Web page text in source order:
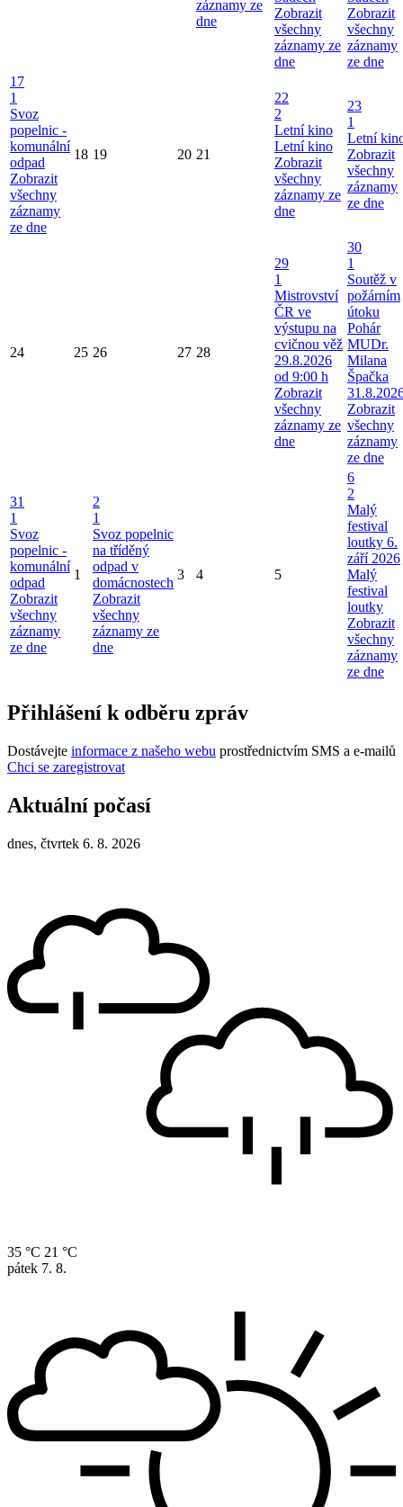
záznamy ze
dne
Zobrazit
všechny
záznamy ze
dne
Zobrazit
všechny
záznamy
ze dne
17
1
Svoz
popelnic -
komunální
odpad
Zobrazit
všechny
záznamy
ze dne
18 19 20 21
22
2
Letní kino
Letní kino
Zobrazit
všechny
záznamy ze
dne
23
1
Letní
Zobrazit
všechny
záznamy
ze dne
24 25 26 27 28
29
1
Mistrovství
ČR ve
výstupu na
cvičnou věž
29.8.2026
od 9:00 h
Zobrazit
všechny
záznamy ze
dne
30
1
Soutěž v
požárním
útoku
Pohár
MUDr.
Milana
Špačka
Zobrazit
všechny
záznamy
ze dne
31
1
Svoz
popelnic -
komunální
odpad
Zobrazit
všechny
záznamy
ze dne
1
2
1
Svoz popelnic
na tříděný
odpad v
domácnostech
Zobrazit
všechny
záznamy ze
dne
3 4 5
6
2
Malý
festival
loutky 6.
září 2026
Malý
festival
loutky
Zobrazit
všechny
záznamy
ze dne
Přihlášení k odběru zpráv
Dostávejte informace z našeho webu prostřednictvím SMS a e-mailů
Chci se zaregistrovat
Aktuální počasí
dnes, čtvrtek 6. 8. 2026
35 °C 21 °C
pátek 7. 8.